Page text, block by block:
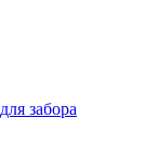
забора